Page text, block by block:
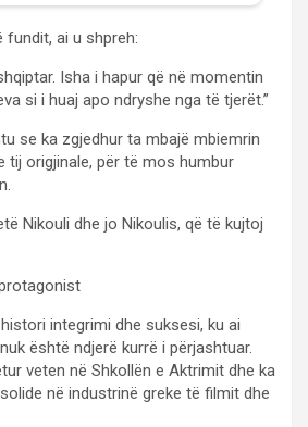
fundit, ai u shpreh:
Isha i hapur që në momentin
si i huaj apo ndryshe nga të tjerët.”
se ka zgjedhur ta mbajë mbiemrin
tij origjinale, për të mos humbur
Nikouli dhe jo Nikoulis, që të kujtoj
integrimi dhe suksesi, ku ai
është ndjerë kurrë i përjashtuar.
veten në Shkollën e Aktrimit dhe ka
në industrinë greke të filmit dhe